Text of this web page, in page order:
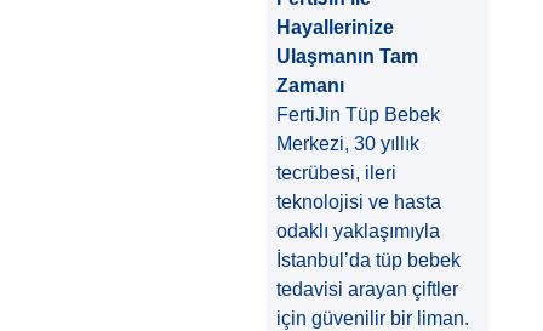
Hayallerinize
Ulaşmanın Tam
Zamanı
FertiJin Tüp Bebek
Merkezi, 30 yıllık
tecrübesi, ileri
teknolojisi ve hasta
odaklı yaklaşımıyla
İstanbul’da tüp bebek
tedavisi arayan çiftler
için güvenilir bir liman.